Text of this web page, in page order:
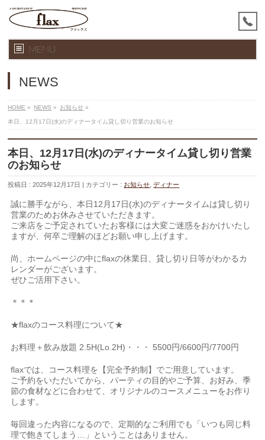
MENU
NEWS
HOME » NEWS » お知らせ »
本日、12月17日(水)のディナータイム貸し切り営業のお知らせ
本日、12月17日(水)のディナータイム貸し切り営業
のお知らせ
投稿日 : 2025年12月17日 カテゴリー : お知らせ ,ディナー
誠に勝手ながら、本日12月17日(水)のディナータイムは貸し切り
営業のためお休みさせていただきます。
ご来店をご予定されていたお客様には大変ご迷惑をおかけいたし
ますが、何卒ご理解のほどお願い申し上げます。
尚、ホームページの中にflaxの休業日、貸し切り日等がわかるカ
レンダーがございます。
ぜひご活用下さい。
＊＊＊
★flaxのコース料理について★
お料理＋飲み放題 2.5H(Lo.2H)・・・ 5500円/6600円/7700円
flaxでは、コース料理を【完全予約制】でご用意しています。
ご予約をいただいてから、パーティの目的やご予算、お好み、季
節の食材などに合わせて、オリジナルのコースメニューをお作り
します。
毎回違った内容になるので、定期的なご利用でも「いつも同じ料
理で飽きてしまう…」ということはありません。